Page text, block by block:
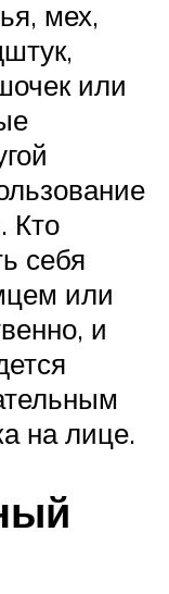
мех,
или
Кто
себя
или
и
на лице.